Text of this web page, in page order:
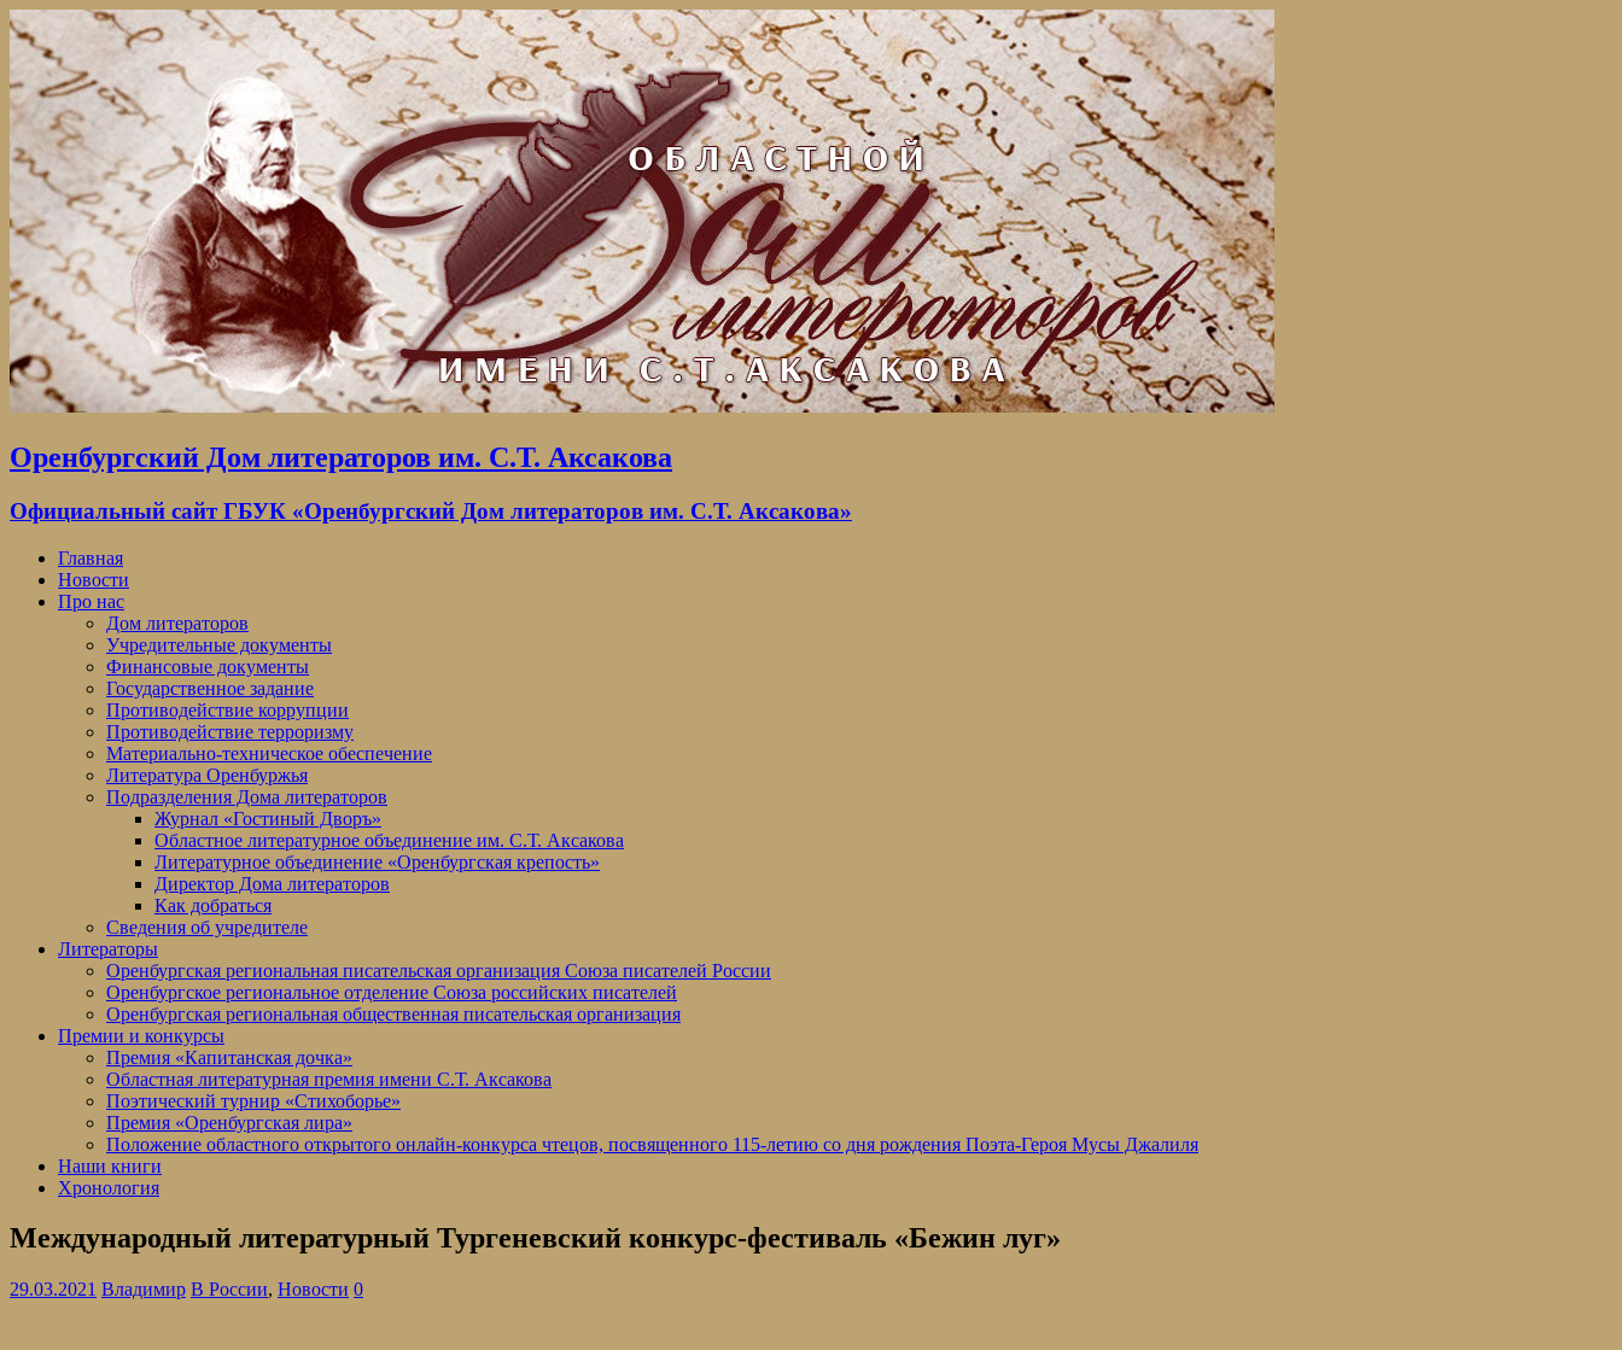
Оренбургский Дом литераторов им. С.Т. Аксакова
Официальный сайт ГБУК «Оренбургский Дом литераторов им. С.Т. Аксакова»
Главная
Новости
Про нас
Дом литераторов
Учредительные документы
Финансовые документы
Государственное задание
Противодействие коррупции
Противодействие терроризму
Материально-техническое обеспечение
Литература Оренбуржья
Подразделения Дома литераторов
Журнал «Гостиный Дворъ»
Областное литературное объединение им. С.Т. Аксакова
Литературное объединение «Оренбургская крепость»
Директор Дома литераторов
Как добраться
Сведения об учредителе
Литераторы
Оренбургская региональная писательская организация Союза писателей России
Оренбургское региональное отделение Союза российских писателей
Оренбургская региональная общественная писательская организация
Премии и конкурсы
Премия «Капитанская дочка»
Областная литературная премия имени С.Т. Аксакова
Поэтический турнир «Стихоборье»
Премия «Оренбургская лира»
Положение областного открытого онлайн-конкурса чтецов, посвященного 115-летию со дня рождения Поэта-Героя Мусы Джалиля
Наши книги
Хронология
Международный литературный Тургеневский конкурс-фестиваль «Бежин луг»
29.03.2021 Владимир В России, Новости 0